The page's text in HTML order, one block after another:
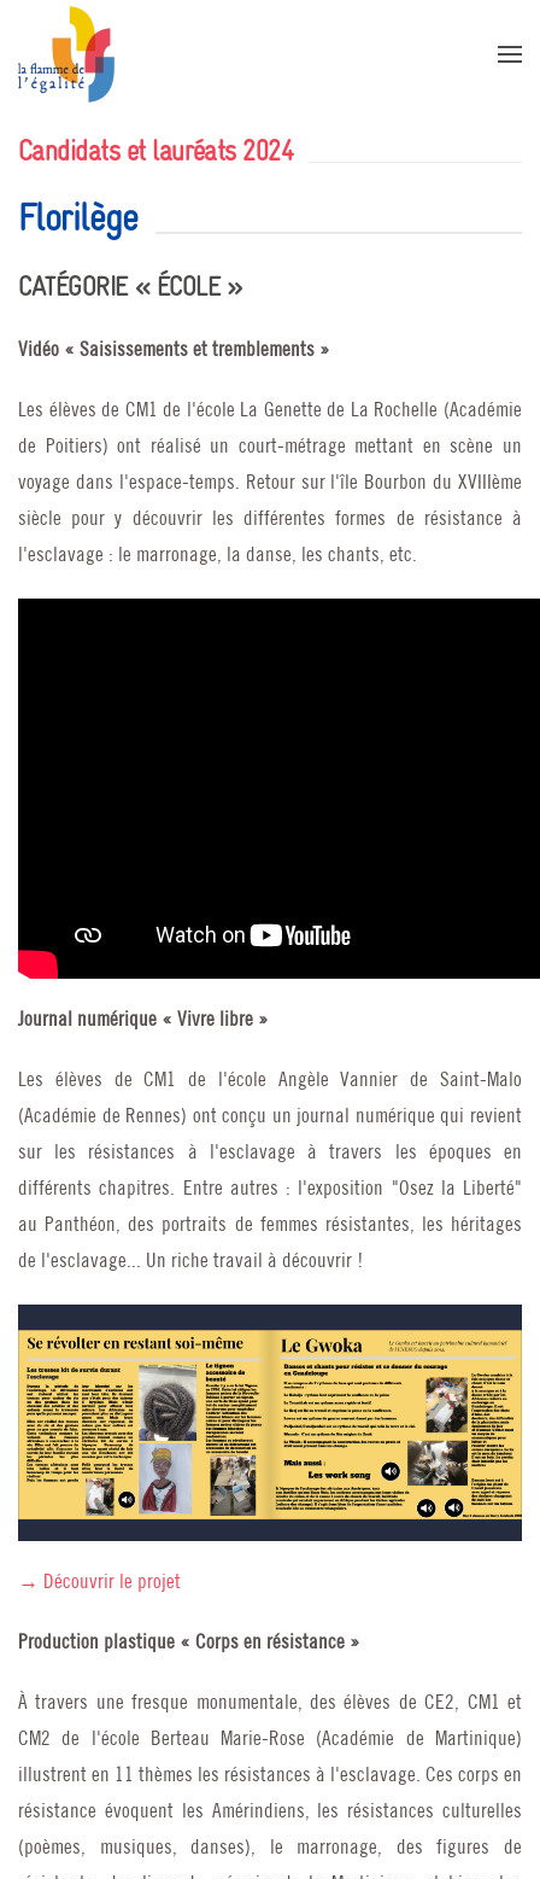
Accéder au contenu principal
Candidats et lauréats 2024
Florilège
CATÉGORIE « ÉCOLE »
Vidéo « Saisissements et tremblements »
Les élèves de CM1 de l'école La Genette de La Rochelle (Académie
de Poitiers) ont réalisé un court-métrage mettant en scène un
voyage dans l'espace-temps. Retour sur l'île Bourbon du XVIIIème
siècle pour y découvrir les différentes formes de résistance à
l'esclavage : le marronage, la danse, les chants, etc.
Journal numérique « Vivre libre »
Les élèves de CM1 de l'école Angèle Vannier de Saint-Malo
(Académie de Rennes) ont conçu un journal numérique qui revient
sur les résistances à l'esclavage à travers les époques en
différents chapitres. Entre autres : l'exposition "Osez la Liberté"
au Panthéon, des portraits de femmes résistantes, les héritages
de l'esclavage... Un riche travail à découvrir !
→ Découvrir le projet
Production plastique « Corps en résistance »
À travers une fresque monumentale, des élèves de CE2, CM1 et
CM2 de l'école Berteau Marie-Rose (Académie de Martinique)
illustrent en 11 thèmes les résistances à l'esclavage. Ces corps en
résistance évoquent les Amérindiens, les résistances culturelles
(poèmes, musiques, danses), le marronage, des figures de